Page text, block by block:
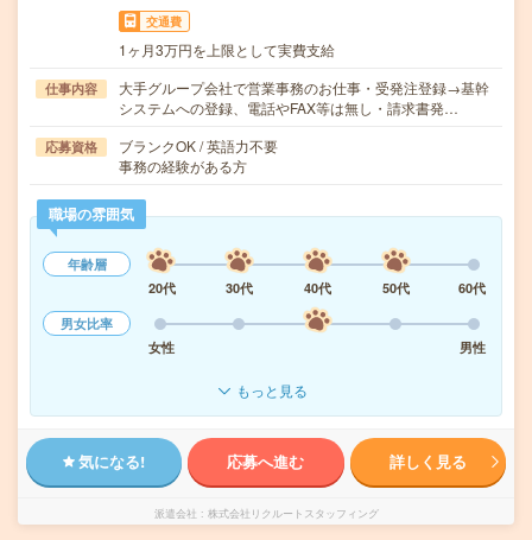
交通費
1ヶ月3万円を上限として実費支給
仕事内容
大手グループ会社で営業事務のお仕事・受発注登録→基幹
システムへの登録、電話やFAX等は無し・請求書発…
応募資格
ブランクOK / 英語力不要
事務の経験がある方
職場の雰囲気
年齢層
20代
30代 40代 50代
60代
男女比率
女性
男性
もっと見る
気になる! 応募へ進む 詳しく見る
派遣会社 株式会社リクルートスタッフィング